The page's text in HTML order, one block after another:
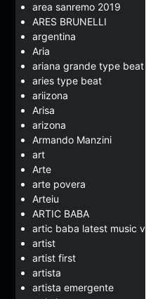
area sanremo 2019
ARES BRUNELLI
argentina
Aria
ariana grande type beat
aries type beat
ariizona
Arisa
arizona
Armando Manzini
art
Arte
arte povera
Arteiu
ARTIC BABA
artic baba latest music video
artist
artist first
artista
artista emergente